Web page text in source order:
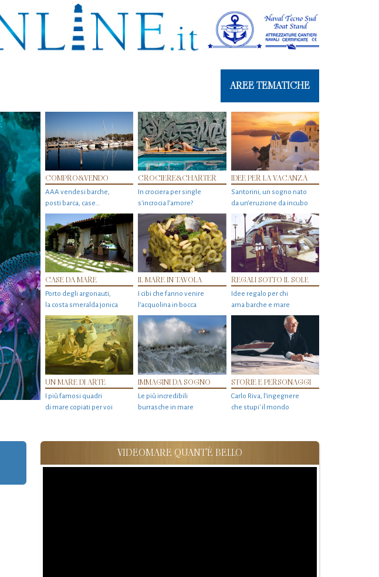
AREE TEMATICHE
COMPRO&VENDO
AAA vendesi barche,
posti barca, case…
CROCIERE&CHARTER
In crociera per single
s'incrocia l’amore?
IDEE PER LA VACANZA
Santorini, un sogno nato
da un’eruzione da incubo
CASE DA MARE
Porto degli argonauti,
la costa smeralda jonica
IL MARE IN TAVOLA
I cibi che fanno venire
l’acquolina in bocca
REGALI SOTTO IL SOLE
Idee regalo per chi
ama barche e mare
UN MARE DI ARTE
I più famosi quadri
di mare copiati per voi
IMMAGINI DA SOGNO
Le più incredibili
burrasche in mare
STORIE E PERSONAGGI
Carlo Riva, l’ingegnere
che stupi' il mondo
VIDEOMARE QUANT'È BELLO